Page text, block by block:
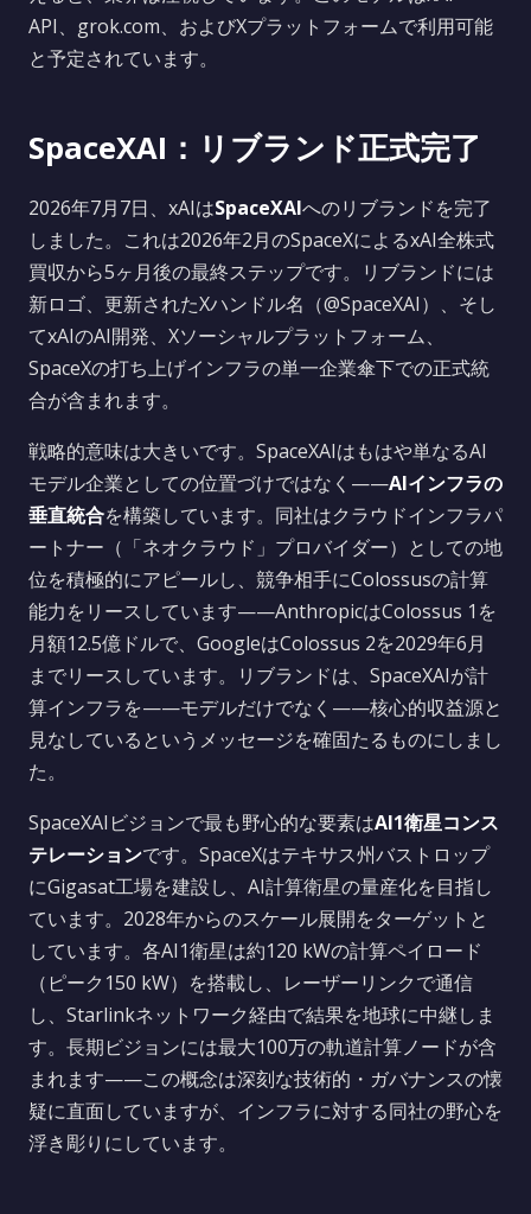
API、grok.com、およびXプラットフォームで利用可能
と予定されています。
SpaceXAI：リブランド正式完了
2026年7月7日、xAIはSpaceXAIへのリブランドを完了
しました。これは2026年2月のSpaceXによるxAI全株式
買収から5ヶ月後の最終ステップです。リブランドには
新ロゴ、更新されたXハンドル名（@SpaceXAI）、そし
てxAIのAI開発、Xソーシャルプラットフォーム、
SpaceXの打ち上げインフラの単一企業傘下での正式統
合が含まれます。
戦略的意味は大きいです。SpaceXAIはもはや単なるAI
モデル企業としての位置づけではなく——AIインフラの
垂直統合を構築しています。同社はクラウドインフラパ
ートナー（「ネオクラウド」プロバイダー）としての地
位を積極的にアピールし、競争相手にColossusの計算
能力をリースしています——AnthropicはColossus 1を
月額12.5億ドルで、GoogleはColossus 2を2029年6月
までリースしています。リブランドは、SpaceXAIが計
算インフラを——モデルだけでなく——核心的収益源と
見なしているというメッセージを確固たるものにしまし
た。
SpaceXAIビジョンで最も野心的な要素はAI1衛星コンス
テレーションです。SpaceXはテキサス州バストロップ
にGigasat工場を建設し、AI計算衛星の量産化を目指し
ています。2028年からのスケール展開をターゲットと
しています。各AI1衛星は約120 kWの計算ペイロード
（ピーク150 kW）を搭載し、レーザーリンクで通信
し、Starlinkネットワーク経由で結果を地球に中継しま
す。長期ビジョンには最大100万の軌道計算ノードが含
まれます——この概念は深刻な技術的・ガバナンスの懐
疑に直面していますが、インフラに対する同社の野心を
浮き彫りにしています。